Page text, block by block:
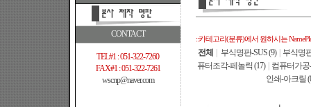
CONTACT
TEL#1 : 051-322-7260
FAX#1 : 051-322-7261
wscnp@naver.com
::카테고리(분류)에서 원하시는
전체 부식명판-SUS (9)|
부식명
퓨터조각-페놀릭 (17)|
컴퓨터가공
인쇄-아크릴